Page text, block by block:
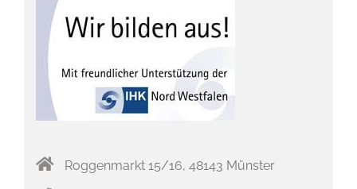
Roggenmarkt 15/16, 48143 Münster